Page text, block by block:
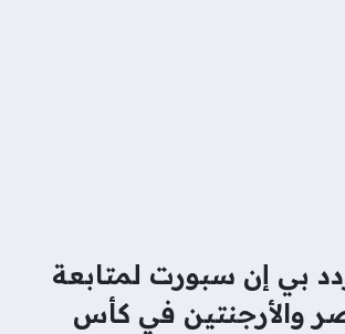
بي إن سبورت لمتابعة
والأرجنتين في كأس